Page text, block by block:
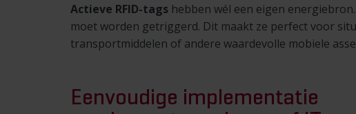
Actieve RFID-tags hebben wél een eigen
moet worden getriggerd. Dit maakt ze perfect voor
transportmiddelen of andere waardevolle mobiele
Eenvoudige implementatie